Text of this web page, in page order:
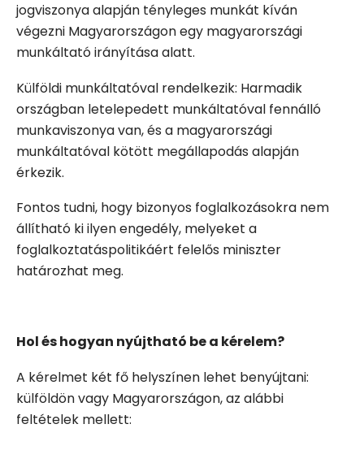
jogviszonya alapján tényleges munkát kíván
végezni Magyarországon egy magyarországi
munkáltató irányítása alatt.
Külföldi munkáltatóval rendelkezik: Harmadik
országban letelepedett munkáltatóval fennálló
munkaviszonya van, és a magyarországi
munkáltatóval kötött megállapodás alapján
érkezik.
Fontos tudni, hogy bizonyos foglalkozásokra nem
állítható ki ilyen engedély, melyeket a
foglalkoztatáspolitikáért felelős miniszter
határozhat meg.
Hol és hogyan nyújtható be a kérelem?
A kérelmet két fő helyszínen lehet benyújtani:
külföldön vagy Magyarországon, az alábbi
feltételek mellett: